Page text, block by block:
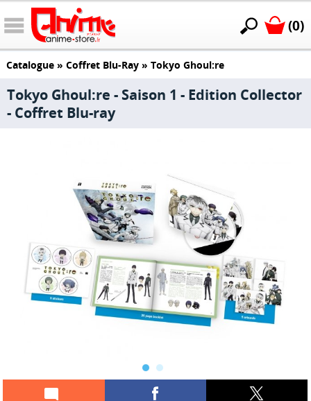
(0)
Catalogue» Coffret Blu-Ray» Tokyo Ghoul:re
Tokyo Ghoul:re - Saison 1 - Edition Collector
- Coffret Blu-ray